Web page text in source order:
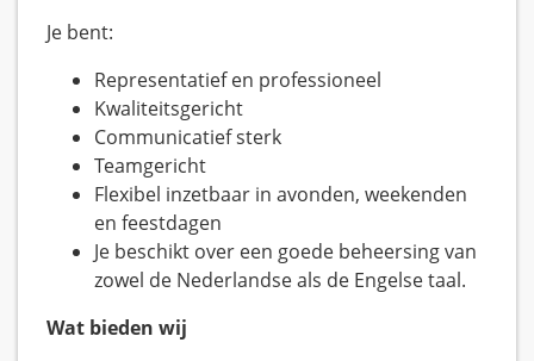
Je bent:
Representatief en professioneel
Kwaliteitsgericht
Communicatief sterk
Teamgericht
Flexibel inzetbaar in avonden, weekenden
en feestdagen
Je beschikt over een goede beheersing van
zowel de Nederlandse als de Engelse taal.
Wat bieden wij